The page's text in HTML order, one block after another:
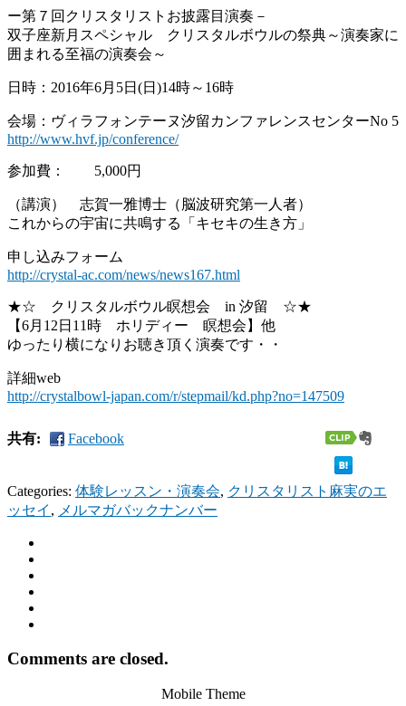
ー第７回クリスタリストお披露目演奏－
双子座新月スペシャル クリスタルボウルの祭典～演奏家に
囲まれる至福の演奏会～
日時：2016年6月5日(日)14時～16時
会場：ヴィラフォンテーヌ汐留カンファレンスセンターNo 5
http://www.hvf.jp/conference/
参加費： 5,000円
（講演） 志賀一雅博士（脳波研究第一人者）
これからの宇宙に共鳴する「キセキの生き方」
申し込みフォーム
http://crystal-ac.com/news/news167.html
★☆ クリスタルボウル瞑想会 in 汐留 ☆★
【6月12日11時 ホリディー 瞑想会】他
ゆったり横になりお聴き頂く演奏です・・
詳細web
http://crystalbowl-japan.com/r/stepmail/kd.php?no=147509
共有: Facebook
Categories: 体験レッスン・演奏会, クリスタリスト麻実のエ
ッセイ , メルマガバックナンバー
Comments are closed.
Mobile Theme